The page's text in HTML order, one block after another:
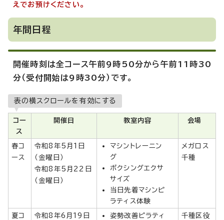
えでお預けください。
年間日程
開催時刻は全コース午前9時50分から午前11時30
分（受付開始は9時30分）です。
表の横スクロールを有効にする
コー
ス
開催日 教室内容 会場
春コ
ース
令和8年5月1日
（金曜日）
令和8年5月22日
（金曜日）
マシントレーニン
グ
ボクシングエクサ
サイズ
当日先着マシンピ
ラティス体験
メガロス
千種
夏コ
令和8年6月19日
姿勢改善ピラティ
千種区役